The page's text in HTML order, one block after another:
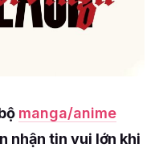
manga/anime
nhận tin vui lớn khi